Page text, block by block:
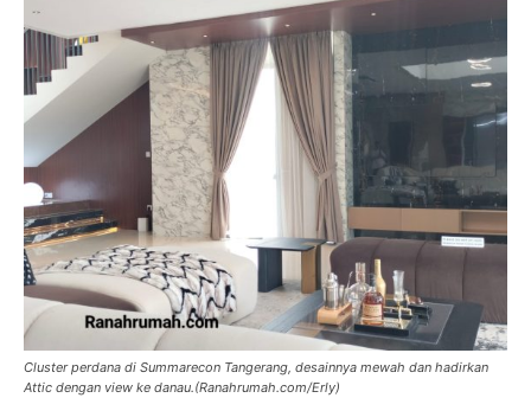
Cluster perdana di Summarecon Tangerang, desainnya mewah dan hadirkan
Attic dengan view ke danau.(Ranahrumah.com/Erly)